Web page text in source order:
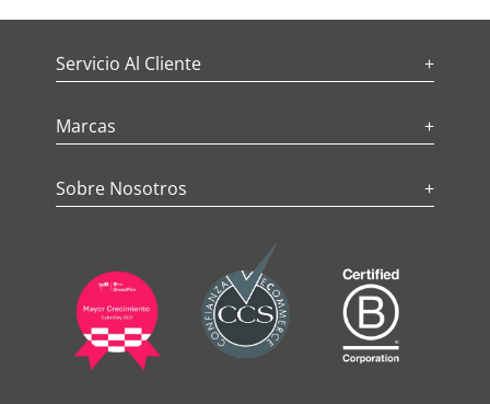
Servicio Al Cliente +
Marcas +
Sobre Nosotros +